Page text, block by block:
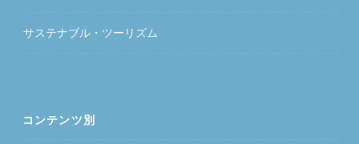
サステナブル・ツーリズム
コンテンツ別